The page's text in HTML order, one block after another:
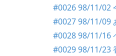
#0026 98/11/02
#0027 98/11/09
#0028 98/11/16
#0029 98/11/23